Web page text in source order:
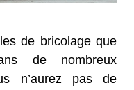
de bricolage que
de nombreux
n’aurez pas de